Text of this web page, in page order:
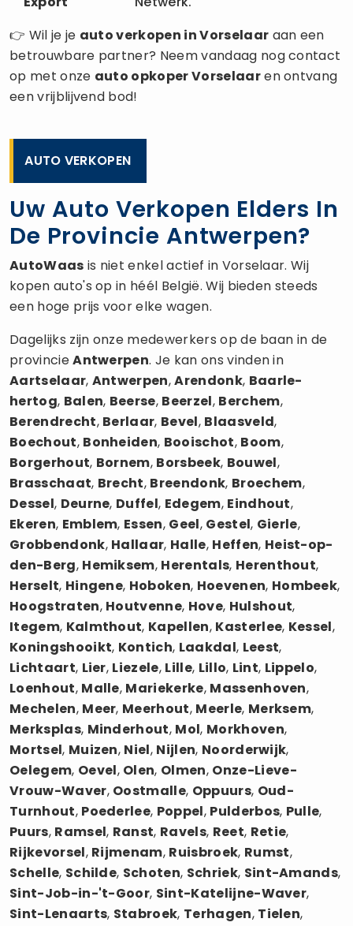
👉 Wil je je auto verkopen in Vorselaar aan een
betrouwbare partner? Neem vandaag nog contact
op met onze auto opkoperVorselaaren ontvang
een vrijblijvend bod!
AUTO VERKOPEN
Uw Auto Verkopen Elders In
De Provincie Antwerpen?
AutoWaas is niet enkel actief in Vorselaar. Wij
kopen auto's op in héél België. Wij bieden steeds
een hoge prijs voor elke wagen.
Dagelijks zijn onze medewerkers op de baan in de
provincieAntwerpen. Je kan ons vinden in
Aartselaar, Antwerpen,Arendonk, Baarle-
hertog, Balen, Beerse, Beerzel, Berchem,
Berendrecht, Berlaar, Bevel, Blaasveld,
Boechout, Bonheiden, Booischot, Boom,
Borgerhout, Bornem, Borsbeek, Bouwel,
Brasschaat, Brecht, Breendonk, Broechem,
Dessel, Deurne, Duffel, Edegem, Eindhout,
Ekeren, Emblem, Essen, Geel, Gestel, Gierle,
Grobbendonk, Hallaar, Halle, Heffen, Heist-op-
den-Berg, Hemiksem, Herentals, Herenthout,
Herselt, Hingene, Hoboken, Hoevenen, Hombeek,
Hoogstraten, Houtvenne, Hove, Hulshout,
Itegem, Kalmthout, Kapellen, Kasterlee, Kessel,
Koningshooikt, Kontich, Laakdal, Leest,
Lichtaart, Lier, Liezele, Lille, Lillo, Lint, Lippelo,
Loenhout, Malle, Mariekerke, Massenhoven,
Mechelen, Meer, Meerhout, Meerle, Merksem,
Merksplas, Minderhout, Mol, Morkhoven,
Mortsel, Muizen, Niel, Nijlen, Noorderwijk,
Oelegem, Oevel, Olen, Olmen, Onze-Lieve-
Vrouw-Waver, Oostmalle, Oppuurs, Oud-
Turnhout, Poederlee, Poppel, Pulderbos, Pulle,
Puurs, Ramsel, Ranst, Ravels, Reet, Retie,
Rijkevorsel, Rijmenam, Ruisbroek, Rumst,
Schelle, Schilde, Schoten, Schriek, Sint-Amands,
Sint-Job-in-'t-Goor, Sint-Katelijne-Waver,
Sint-Lenaarts, Stabroek, Terhagen, Tielen,